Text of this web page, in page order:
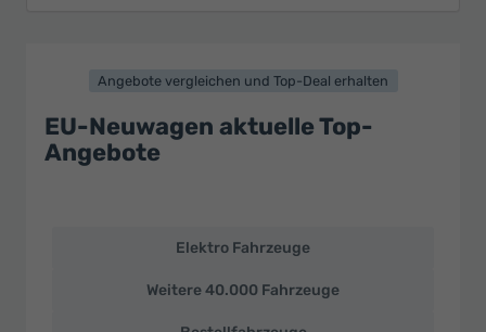
Angebote vergleichen und Top-Deal erhalten
EU-Neuwagen aktuelle Top-
Angebote
Neuwagen
Elektro Fahrzeuge
Weitere 40.000 Fahrzeuge